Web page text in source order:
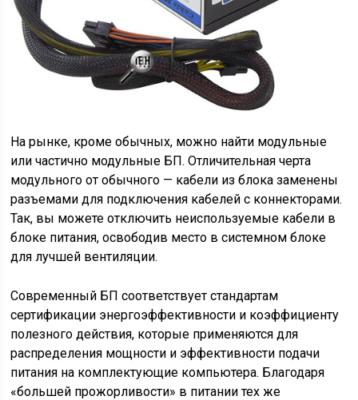
На рынке, кроме обычных, можно найти модульные
или частично модульные БП. Отличительная черта
модульного от обычного — кабели из блока заменены
разъемами для подключения кабелей с коннекторами.
Так, вы можете отключить неиспользуемые кабели в
блоке питания, освободив место в системном блоке
для лучшей вентиляции.
Современный БП соответствует стандартам
сертификации энергоэффективности и коэффициенту
полезного действия, которые применяются для
распределения мощности и эффективности подачи
питания на комплектующие компьютера. Благодаря
«большей прожорливости» в питании тех же